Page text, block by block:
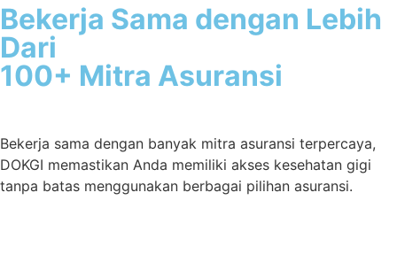
Bekerja Sama dengan Lebih
Dari
100+ Mitra Asuransi
Bekerja sama dengan banyak mitra asuransi terpercaya,
DOKGI memastikan Anda memiliki akses kesehatan gigi
tanpa batas menggunakan berbagai pilihan asuransi.